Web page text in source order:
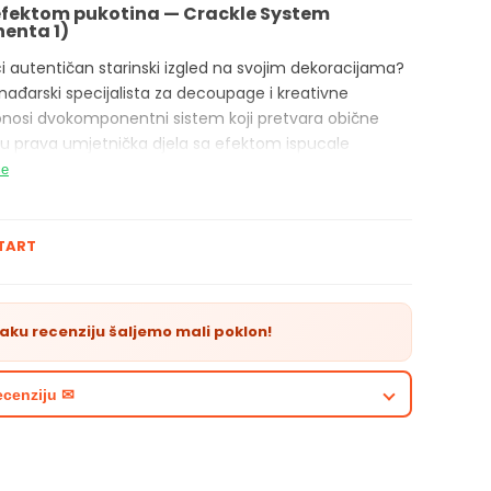
pukotina — Crackle System
1)
autentičan starinski izgled na svojim dekoracijama?
specijalista za decoupage i kreativne
dvokomponentni sistem koji pretvara obične
prava umjetnička djela sa efektom ispucale
proizvoda:
Prva komponenta (primer) za stvaranje efekta
50 ml.
recenziju šaljemo mali poklon!
✉